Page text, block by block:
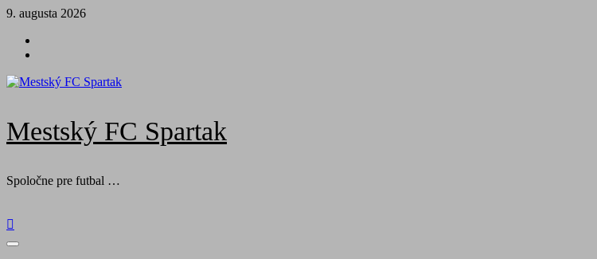
Skip
content
9. augusta 2026
Mestský FC Spartak
Spoločne pre futbal …
Primary